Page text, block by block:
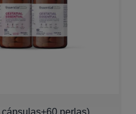
perlas)